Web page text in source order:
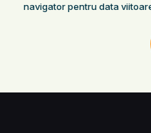
navigator pentru data